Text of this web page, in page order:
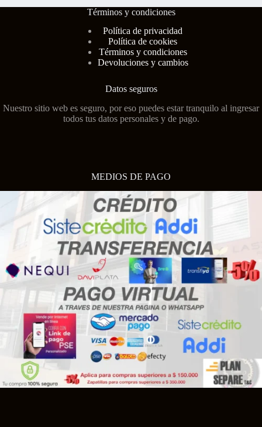
Términos y condiciones
Política de privacidad
Política de cookies
Términos y condiciones
Devoluciones y cambios
Datos seguros
Nuestro sitio web es seguro, por eso puedes estar tranquilo al ingresar
todos tus datos personales y de pago.
MEDIOS DE PAGO